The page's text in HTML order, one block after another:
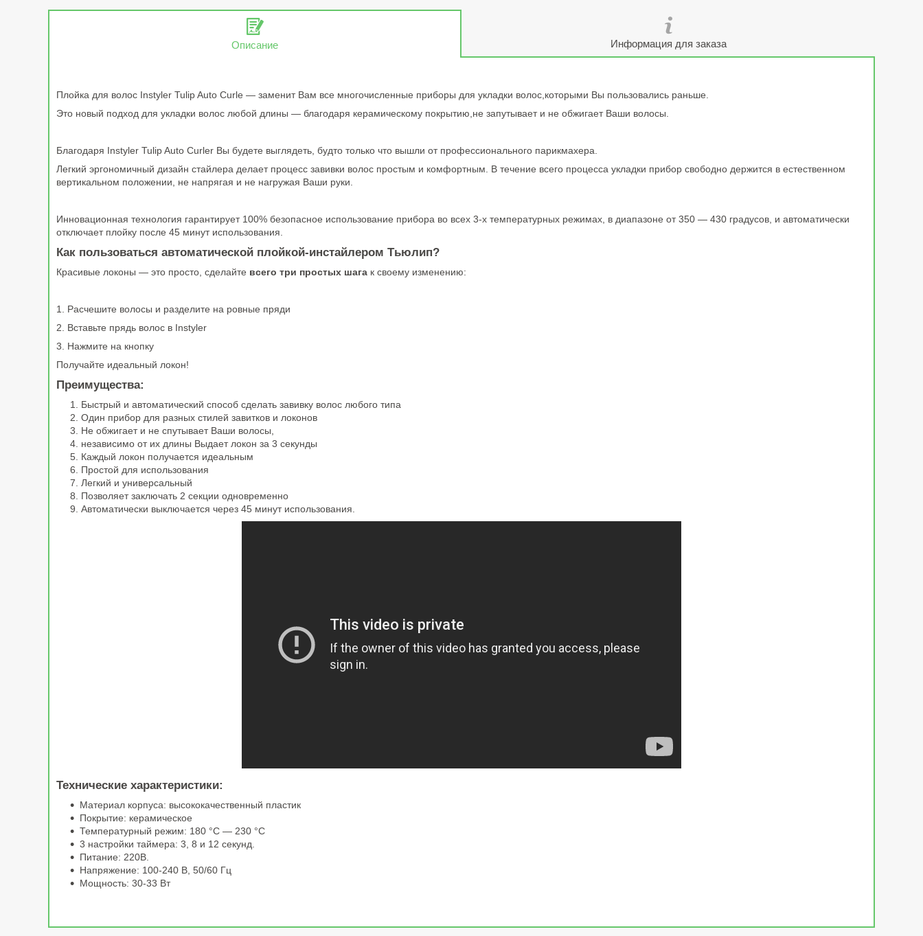
Описание Информация для заказа
Плойка для волос Instyler Tulip Auto Curle ― заменит Вам все многочисленные приборы для укладки волос,которыми Вы пользовались раньше.
Это новый подход для укладки волос любой длины ― благодаря керамическому покрытию,не запутывает и не обжигает Ваши волосы.
Благодаря Instyler Tulip Auto Curler Вы будете выглядеть, будто только что вышли от профессионального парикмахера.
Легкий эргономичный дизайн стайлера делает процесс завивки волос простым и комфортным. В течение всего процесса укладки прибор свободно держится в естественном
вертикальном положении, не напрягая и не нагружая Ваши руки.
Инновационная технология гарантирует 100% безопасное использование прибора во всех 3-х температурных режимах, в диапазоне от 350 ― 430 градусов, и автоматически
отключает плойку после 45 минут использования.
Как пользоваться автоматической плойкой-инстайлером Тьюлип?
Красивые локоны ― это просто, сделайте всего три простых шага к своему изменению:
1. Расчешите волосы и разделите на ровные пряди
2. Вставьте прядь волос в Instyler
3. Нажмите на кнопку
Получайте идеальный локон!
Преимущества:
Быстрый и автоматический способ сделать завивку волос любого типа
Один прибор для разных стилей завитков и локонов
Не обжигает и не спутывает Ваши волосы,
независимо от их длины Выдает локон за 3 секунды
Каждый локон получается идеальным
Простой для использования
Легкий и универсальный
Позволяет заключать 2 секции одновременно
Автоматически выключается через 45 минут использования.
Технические характеристики:
Материал корпуса: высококачественный пластик
Покрытие: керамическое
Температурный режим: 180 °C ― 230 °C
3 настройки таймера: 3, 8 и 12 секунд.
Питание: 220В.
Напряжение: 100-240 В, 50/60 Гц
Мощность: 30-33 Вт